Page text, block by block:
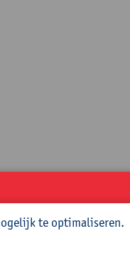
te optimaliseren.